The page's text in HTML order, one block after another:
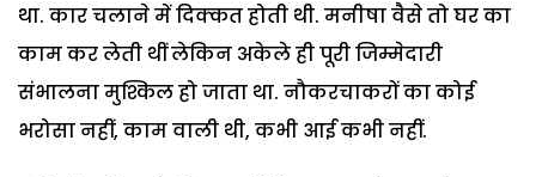
था. कार चलाने में दिक्कत होती थी. मनीषा वैसे तो घर का
काम कर लेती थीं लेकिन अकेले ही पूरी जिम्मेदारी
संभालना मुश्किल हो जाता था. नौकरचाकरों का कोई
भरोसा नहीं, काम वाली थी, कभी आई कभी नहीं.